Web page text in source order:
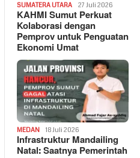
SUMATERA UTARA 27 Juli 2026
KAHMI Sumut Perkuat
Kolaborasi dengan
Pemprov untuk Penguatan
Ekonomi Umat
MEDAN 18 Juli 2026
Infrastruktur Mandailing
Natal: Saatnya Pemerintah